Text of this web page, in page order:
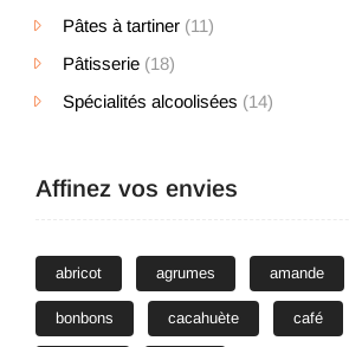
Pâtes à tartiner (11)
Pâtisserie (18)
Spécialités alcoolisées (14)
Affinez vos envies
abricot agrumes amande
bonbons cacahuète café